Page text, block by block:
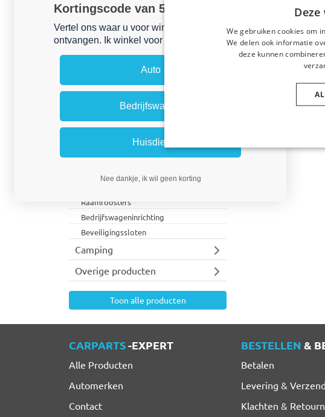
Deurladders
Front-, rear- & side bars
Frontbars
Dakdragers
Laadruimte-bescherming
Opbergbakken
Imperialen
Raamroosters
Bedrijfswageninrichting
Beveiligingssloten
Camping
Overige producten
Toon alle producten
CARPARTS-EXPERT
Alle Producten
Automerken
Contact
BESTELLEN &
Betalen
Levering &
Klachten &
Kortingscode van 5% ontvangen?
Vertel ons waar u voor winkelt om uw korting te
ontvangen. Ik winkel voor mijn:
Auto
Bedrijfswagen
Huisdier
Nee dankje, ik wil geen korting
We gebruiken cookies om
We delen ook informatie
deze kunnen